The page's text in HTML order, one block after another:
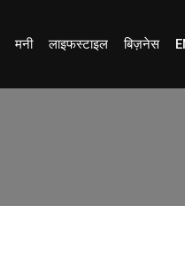
मनी लाइफस्टाइल बिज़नेस